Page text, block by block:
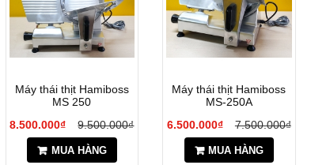
Máy thái thịt Hamiboss
MS 250
8.500.000₫
9.500.000₫
MUA HÀNG
Máy thái thịt Hamiboss
MS-250A
6.500.000₫
7.500.000₫
MUA HÀNG